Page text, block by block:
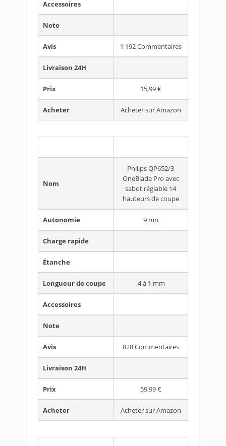
Accessoires
Note
Avis 1 192 Commentaires
Livraison 24H
Prix 15,99 €
Acheter Acheter sur Amazon
Nom
Philips QP652/3
OneBlade Pro avec
sabot réglable 14
hauteurs de coupe
Autonomie 9 mn
Charge rapide
Étanche
Longueur de coupe ,4 à 1 mm
Accessoires
Note
Avis 828 Commentaires
Livraison 24H
Prix 59,99 €
Acheter Acheter sur Amazon